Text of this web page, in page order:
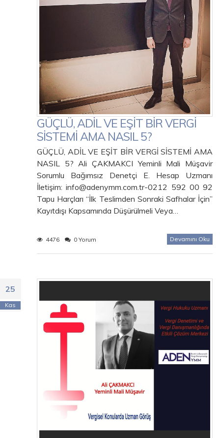
GÜÇLÜ, ADİL VE EŞİT BİR VERGİ
SİSTEMİ AMA NASIL 5?
GÜÇLÜ, ADİL VE EŞİT BİR VERGİ SİSTEMİ AMA
NASIL 5? Ali ÇAKMAKCI Yeminli Mali Müşavir
Sorumlu Bağımsız Denetçi E. Hesap Uzmanı
İletişim: info@adenymm.com.tr-0212 592 00 92
Tapu Harçları “İlk Teslimden Sonraki Safhalar İçin”
Kayıtdışı Kapsamında Düşürülmeli Veya…
4476 0 Yorum Devamını Oku
25
Kas